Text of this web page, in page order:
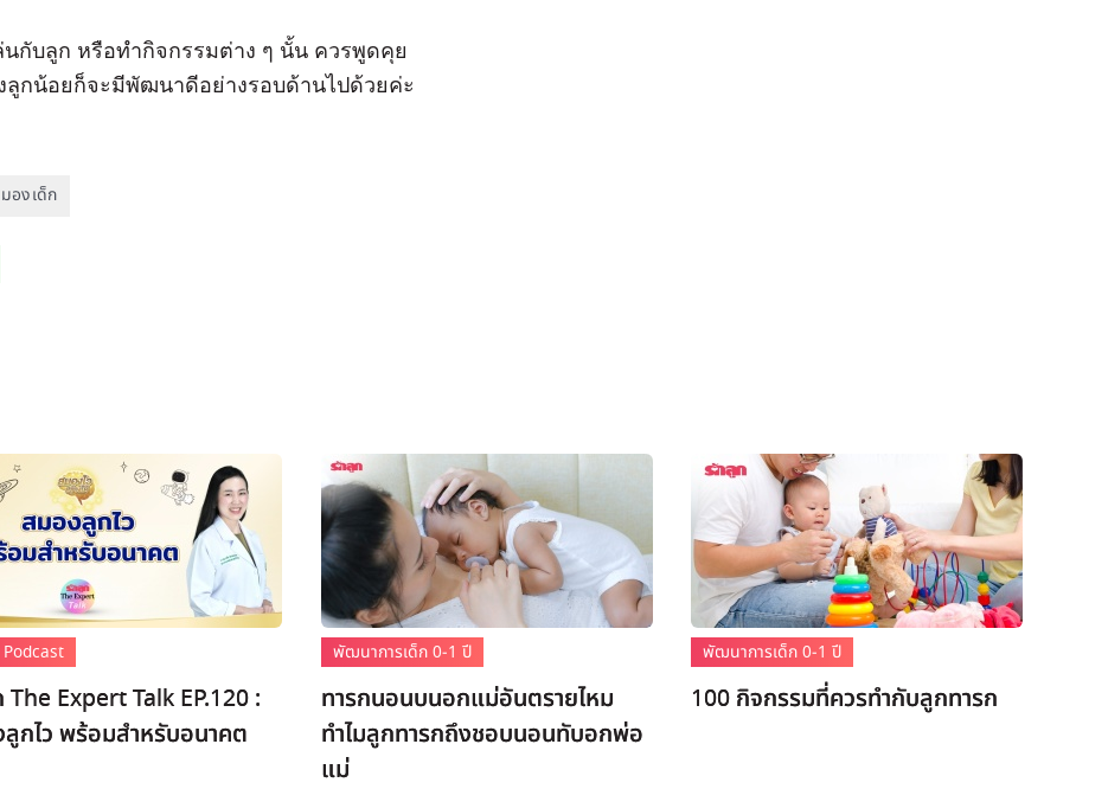
กับลูก หรือทำกิจกรรมต่าง ๆ นั้น ควรพูดคุย
กน้อยก็จะมีพัฒนาดีอย่างรอบด้านไปด้วยค่ะ
องเด็ก
Expert Talk EP.120 :
กไว พร้อมสำหรับอนาคต
พัฒนาการเด็ก 0-1 ปี
ทารกนอนบนอกแม่อันตรายไหม
ทำไมลูกทารกถึงชอบนอนทับอกพ่อ
แม่
พัฒนาการเด็ก 0-1 ปี
100 กิจกรรมที่ควรทำกับลูกทารก